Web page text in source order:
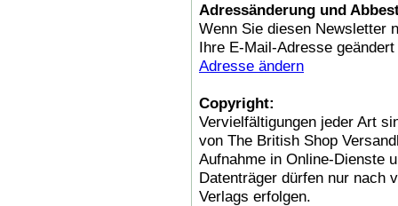
Adressänderung und
Wenn Sie diesen Newsletter
Ihre E-Mail-Adresse
Adresse ändern
Copyright:
Vervielfältigungen jeder Art
von The British Shop
Aufnahme in Online-Dienste
Datenträger dürfen nur nach
Verlags erfolgen.